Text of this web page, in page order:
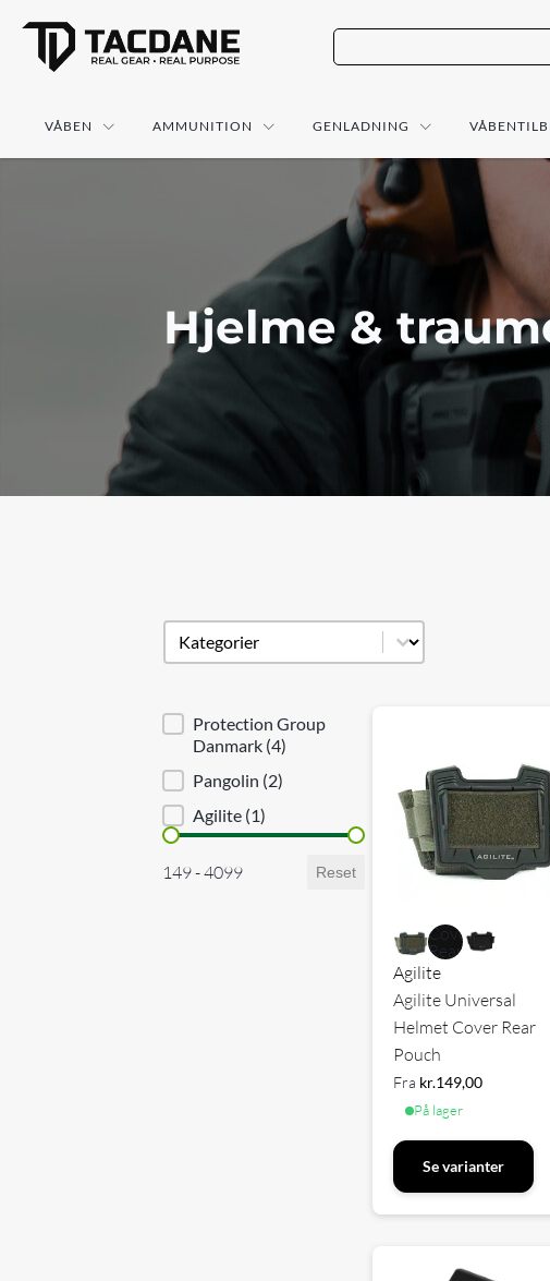
VÅBEN AMMUNITION GENLADNING
Hjelme &
Produkt kategori
Select content
Brand sortering
Protection Group
Danmark (4)
Pangolin (2)
Agilite (1)
Priser
149 - 4099 Reset
Agilite
Agilite Universal
Helmet Cover Rear
Pouch
Fra kr.149,00
På lager
Se varianter